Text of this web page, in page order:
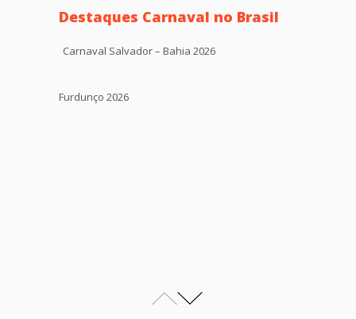
Destaques Carnaval no Brasil
Carnaval Salvador – Bahia 2026
Furdunço 2026